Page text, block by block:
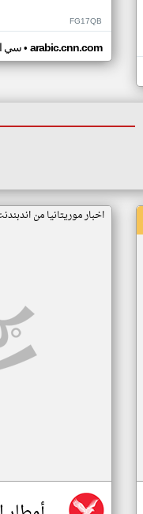
FG17QB
سي• arabic.cnn.com
اخبار موريتانيا من